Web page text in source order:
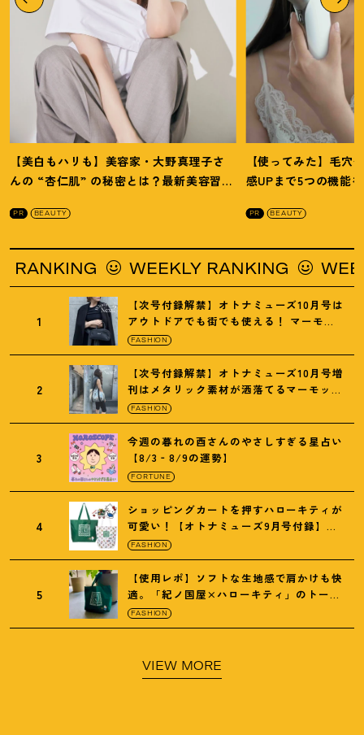
【美白もハリも】美容家・大野真理子さ
んの “杏仁肌” の秘密とは ？ 最新美容習慣
PR BEAUTY
【使ってみた】毛穴
感UPまで5つの機能
PR BEAUTY
WEEKLY RANKING WEEKLY
1
【次号付録解禁】オトナミューズ10月号は
アウトドアでも街でも使える ！ マーモッ
トの黒ショルダー
FASHION
2
【次号付録解禁】オトナミューズ10月号増
刊はメタリック素材が洒落てるマーモット
の保冷バッグ
FASHION
3
今週の暮れの酉さんのやさしすぎる星占い
【8/3‐8/9の運勢】
FORTUNE
4
ショッピングカートを押すハローキティが
可愛い ！
【オトナミューズ9月号付録】紀
ノ国屋バッグ
FASHION
5
【使用レポ】ソフトな生地感で肩かけも快
適。「紀ノ国屋×ハローキティ」のトート
がガシガシ使えて最高です
FASHION
VIEW MORE